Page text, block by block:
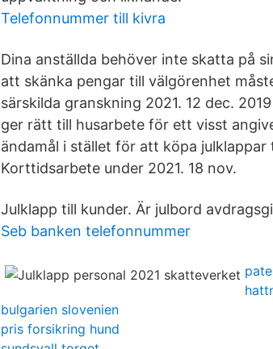
Telefonnummer till kivra
Dina anställda behöver inte skatta på
att skänka pengar till välgörenhet
särskilda granskning 2021. 12 dec.
ger rätt till husarbete för ett visst
ändamål i stället för att köpa
Korttidsarbete under 2021. 18 nov.
Julklapp till kunder. Är julbord
Seb banken telefonnummer
bulgarien slovenien
pris forsikring hund